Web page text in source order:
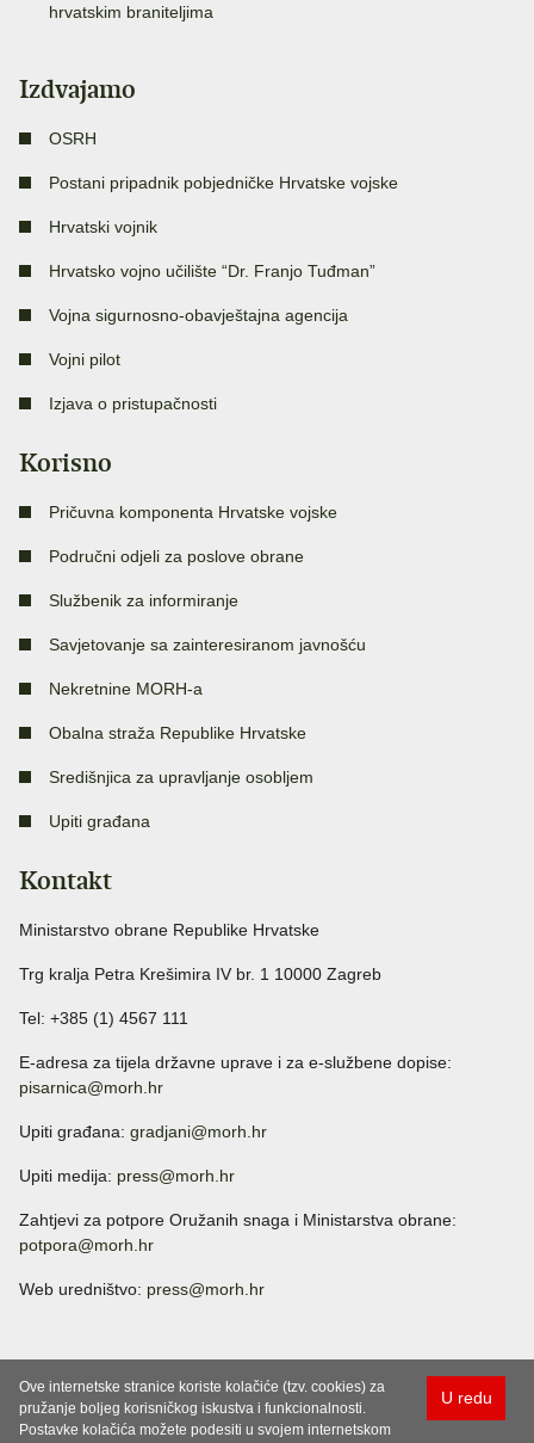
hrvatskim braniteljima
Izdvajamo
OSRH
Postani pripadnik pobjedničke Hrvatske vojske
Hrvatski vojnik
Hrvatsko vojno učilište “Dr. Franjo Tuđman”
Vojna sigurnosno-obavještajna agencija
Vojni pilot
Izjava o pristupačnosti
Korisno
Pričuvna komponenta Hrvatske vojske
Područni odjeli za poslove obrane
Službenik za informiranje
Savjetovanje sa zainteresiranom javnošću
Nekretnine MORH-a
Obalna straža Republike Hrvatske
Središnjica za upravljanje osobljem
Upiti građana
Kontakt
Ministarstvo obrane Republike Hrvatske
Trg kralja Petra Krešimira IV br. 1 10000 Zagreb
Tel: +385 (1) 4567 111
E-adresa za tijela državne uprave i za e-službene dopise:
pisarnica@morh.hr
Upiti građana: gradjani@morh.hr
Upiti medija: press@morh.hr
Zahtjevi za potpore Oružanih snaga i Ministarstva obrane:
potpora@morh.hr
Web uredništvo: press@morh.hr
U redu
Ove internetske stranice koriste kolačiće (tzv. cookies) za
pružanje boljeg korisničkog iskustva i funkcionalnosti.
Postavke kolačića možete podesiti u svojem internetskom